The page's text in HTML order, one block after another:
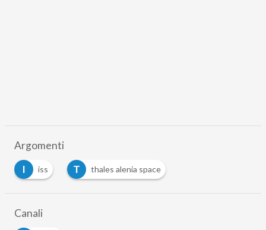
Argomenti
I
iss T thales alenia space
Canali